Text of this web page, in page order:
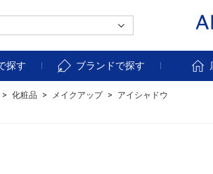
探す ブランドで探す
化粧品 メイクアップ アイシャドウ